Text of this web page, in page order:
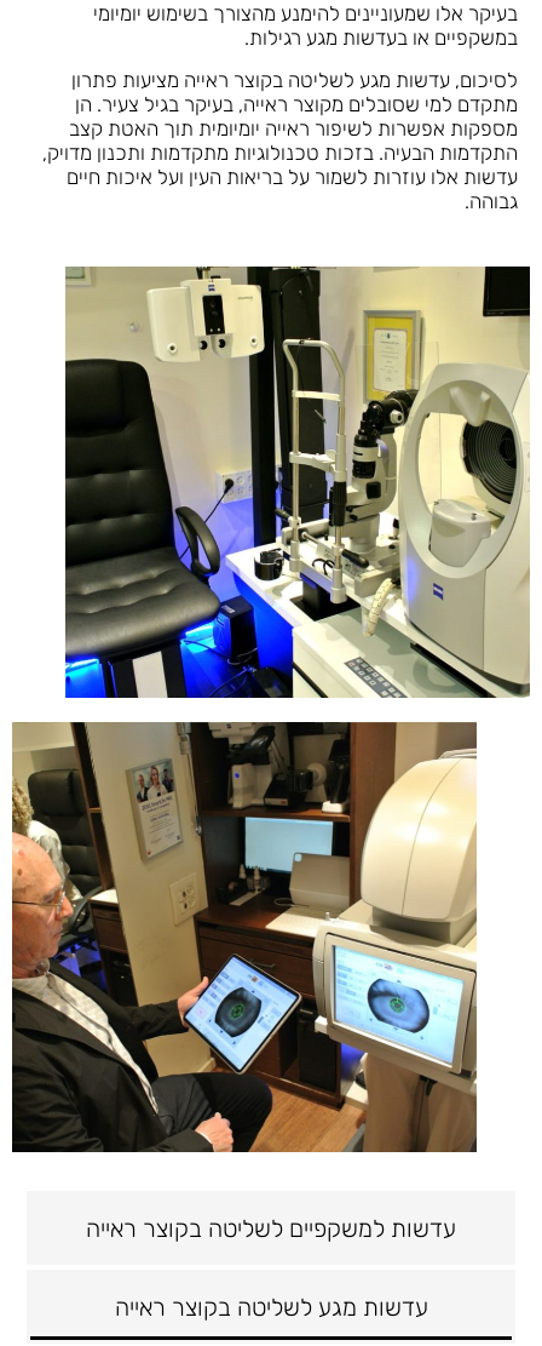
עדשות למשקפיים לשליטה בקוצר ראייה
עדשות מגע לשליטה בקוצר ראייה
בעיקר אלו שמעוניינים להימנע מהצורך בשימוש יומיומי
במשקפיים או בעדשות מגע רגילות.
לסיכום, עדשות מגע לשליטה בקוצר ראייה מציעות פתרון
מתקדם למי שסובלים מקוצר ראייה, בעיקר בגיל צעיר. הן
מספקות אפשרות לשיפור ראייה יומיומית תוך האטת קצב
התקדמות הבעיה. בזכות טכנולוגיות מתקדמות ותכנון מדויק,
עדשות אלו עוזרות לשמור על בריאות העין ועל איכות חיים
גבוהה.